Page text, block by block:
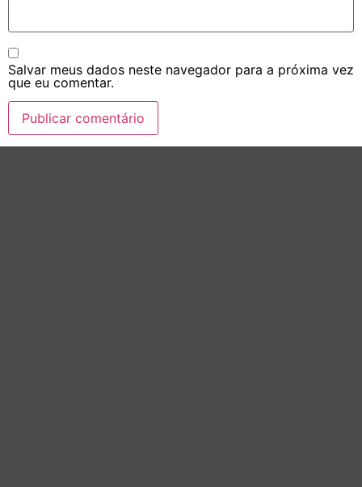
Salvar meus dados neste navegador para a próxima vez
que eu comentar.